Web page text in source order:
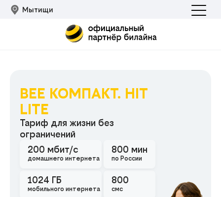
Мытищи
BEE КОМПАКТ. HIT
LITE
Тариф для жизни без
ограничений
200 мбит/с
домашнего интернета
1024 ГБ
мобильного интернета
800 мин
по России
800
смс